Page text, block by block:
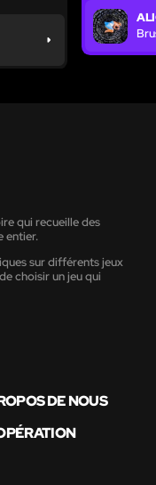
qui recueille des
entier.
sur différents jeux
choisir un jeu qui
DE NOUS